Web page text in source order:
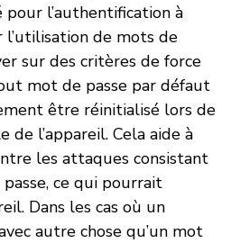
l’authentification à
de mots de
sur des critères de force
mot de passe par défaut
être réinitialisé lors de
de l’appareil. Cela aide à
les attaques consistant
ce qui pourrait
Dans les cas où un
autre chose qu’un mot